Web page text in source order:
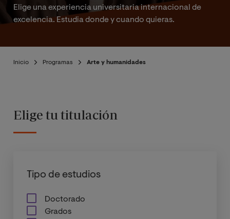
Elige una experiencia universitaria internacional de
excelencia. Estudia donde y cuando quieras.
Inicio Programas Arte y humanidades
Elige tu titulación
Tipo de estudios
Doctorado
Grados